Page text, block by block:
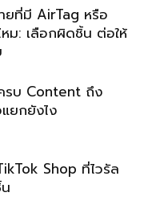
ที่มี AirTag หรือ
ม: เลือกผิดชิ้น ต่อให้
รบ Content ถึง
ยกยังไง
Shop ที่ไวรัล